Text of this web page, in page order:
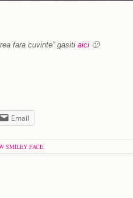
fara cuvinte” gasiti aici 🙂
Email
SMILEY FACE